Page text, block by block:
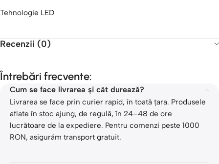
Tehnologie LED
Recenzii (0)
Întrebări frecvente:
Cum se face livrarea și cât durează?
Livrarea se face prin curier rapid, în toată țara. Produsele
aflate în stoc ajung, de regulă, în 24–48 de ore
lucrătoare de la expediere. Pentru comenzi peste 1000
RON, asigurăm transport gratuit.